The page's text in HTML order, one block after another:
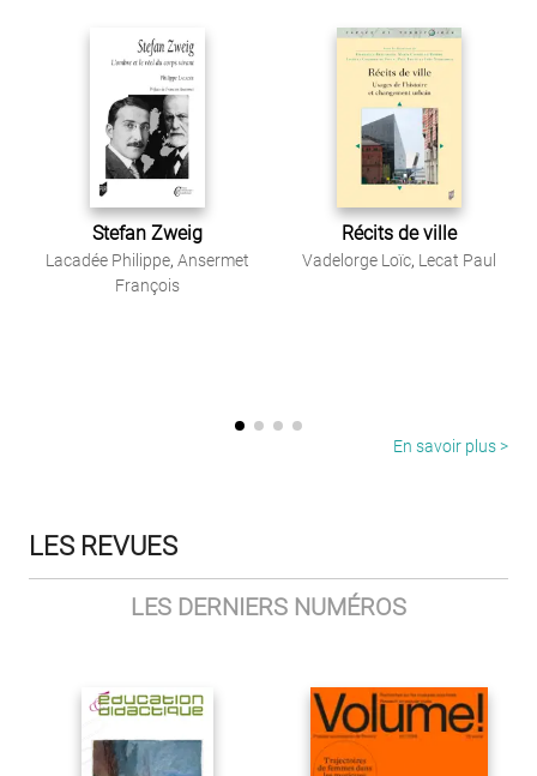
Stefan Zweig
Lacadée Philippe, Ansermet
François
Récits de ville
Vadelorge Loïc, Lecat Paul
En savoir plus >
LES REVUES
LES DERNIERS NUMÉROS